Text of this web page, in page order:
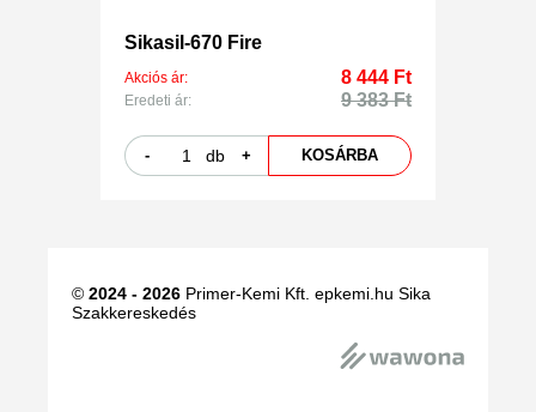
Sikasil-670 Fire
Akciós ár: 8 444 Ft
Eredeti ár: 9 383 Ft
- db + KOSÁRBA
© 2024 - 2026 Primer-Kemi Kft. epkemi.hu Sika
Szakkereskedés